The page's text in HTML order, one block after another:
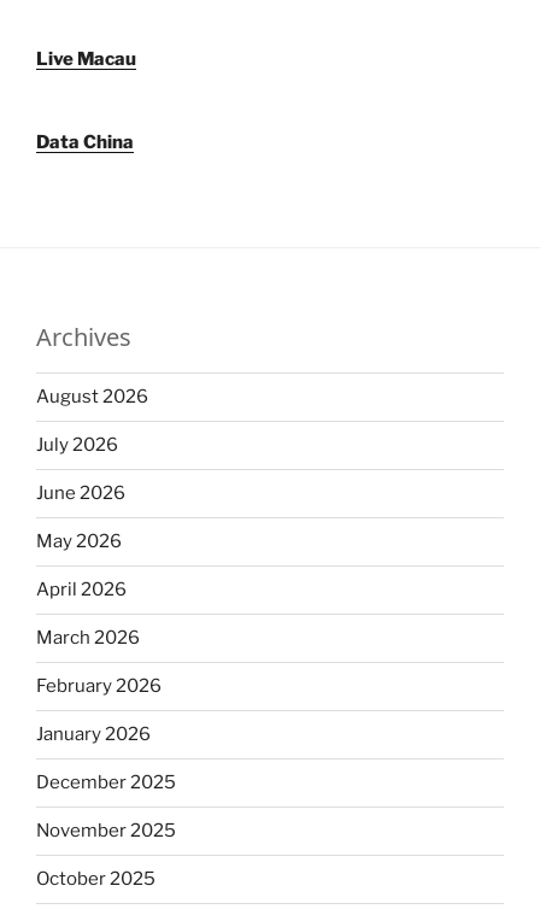
Live Macau
Data China
Archives
August 2026
July 2026
June 2026
May 2026
April 2026
March 2026
February 2026
January 2026
December 2025
November 2025
October 2025